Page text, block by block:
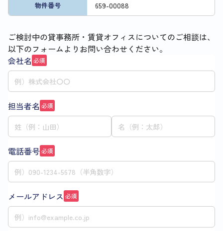
物件番号 659-00088
ご検討中の貸事務所・賃貸オフィスについてのご相談は、
以下のフォームよりお問い合わせください。
会社名 必須
担当者名 必須
電話番号必須
メールアドレス 必須